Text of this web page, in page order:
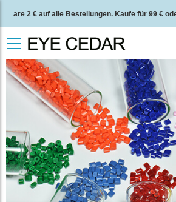
Spare 2 € auf alle Bestellungen. Kaufe für 99 €
2 Jahre Qualitätsgarantie und 30 Tage